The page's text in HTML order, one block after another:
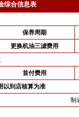
综合信息表
保养周期
更换机油三滤费用
首付费用
以到店核算为准
制